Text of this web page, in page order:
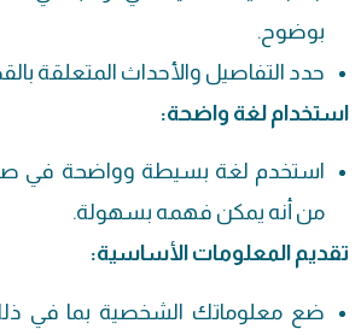
بوضوح.
حدد التفاصيل والأحداث المتعلقة
استخدام لغة واضحة:
استخدم لغة بسيطة وواضحة في
من أنه يمكن فهمه بسهولة.
تقديم المعلومات الأساسية:
ضع معلوماتك الشخصية بما في